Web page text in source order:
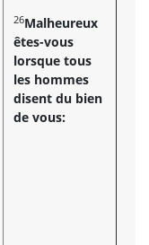
26Malheureux
êtes-vous
lorsque tous
les hommes
disent du bien
de vous: